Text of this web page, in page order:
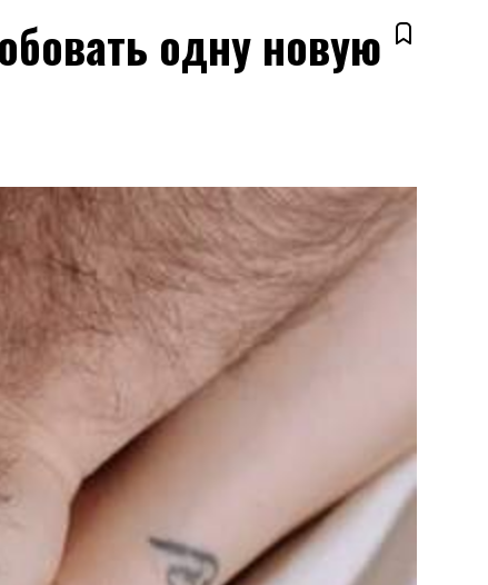
одну новую